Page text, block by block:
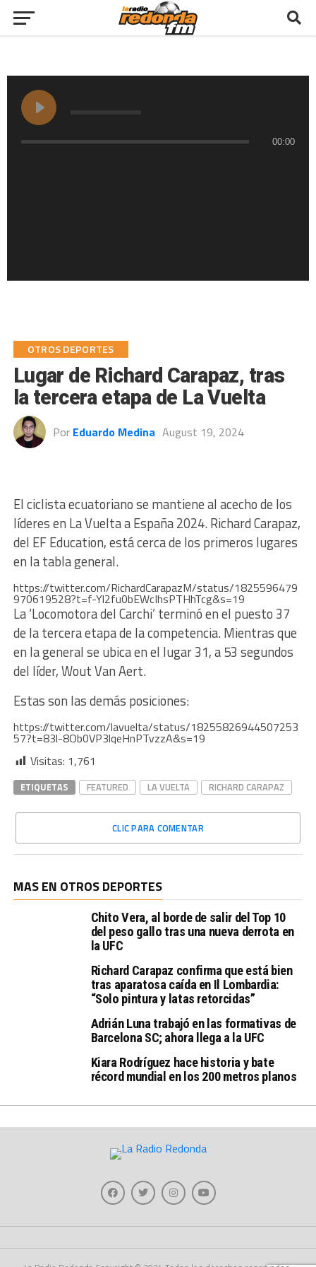
00:00
OTROS DEPORTES
Lugar de Richard Carapaz, tras
la tercera etapa de La Vuelta
Por Eduardo Medina August 19, 2024
El ciclista ecuatoriano se mantiene al acecho de los
líderes en La Vuelta a España 2024. Richard Carapaz,
del EF Education, está cerca de los primeros lugares
en la tabla general.
https://twitter.com/RichardCarapazM/status/1825596479
970619528?t=f-Yl2fu0bEWcIhsPTHhTcg&s=19
La ‘Locomotora del Carchi’ terminó en el puesto 37
de la tercera etapa de la competencia. Mientras que
en la general se ubica en el lugar 31, a 53 segundos
del líder, Wout Van Aert.
Estas son las demás posiciones:
https://twitter.com/lavuelta/status/18255826944507253
57?t=83l-8Ob0VP3lqeHnPTvzzA&s=19
Visitas: 1,761
ETIQUETAS FEATURED LA VUELTA RICHARD CARAPAZ
CLIC PARA COMENTAR
MAS EN OTROS DEPORTES
Chito Vera, al borde de salir del Top 10
del peso gallo tras una nueva derrota en
la UFC
Richard Carapaz confirma que está bien
tras aparatosa caída en Il Lombardia:
“Solo pintura y latas retorcidas”
Adrián Luna trabajó en las formativas de
Barcelona SC; ahora llega a la UFC
Kiara Rodríguez hace historia y bate
récord mundial en los 200 metros planos